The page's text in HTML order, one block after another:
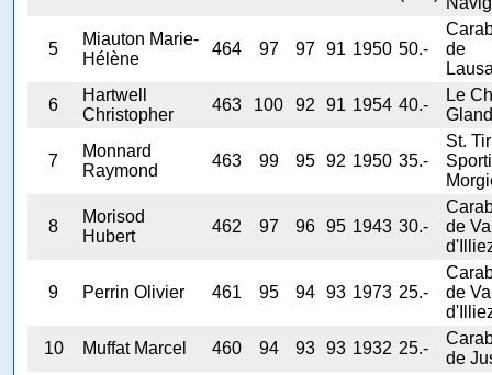
5
Miauton Marie-
Hélène
464 97 97 91 1950 50.-
de
6
Hartwell
Christopher
463 100 92 91 1954 40.-
Le
Gland
7
Monnard
Raymond
463 99 95 92 1950 35.-
St. Tir
8
Morisod
Hubert
462 97 96 95 1943 30.-
de
9 Perrin Olivier 461 95 94 93 1973 25.-
de
10
Muffat Marcel 460 94 93 93 1932 25.-
de